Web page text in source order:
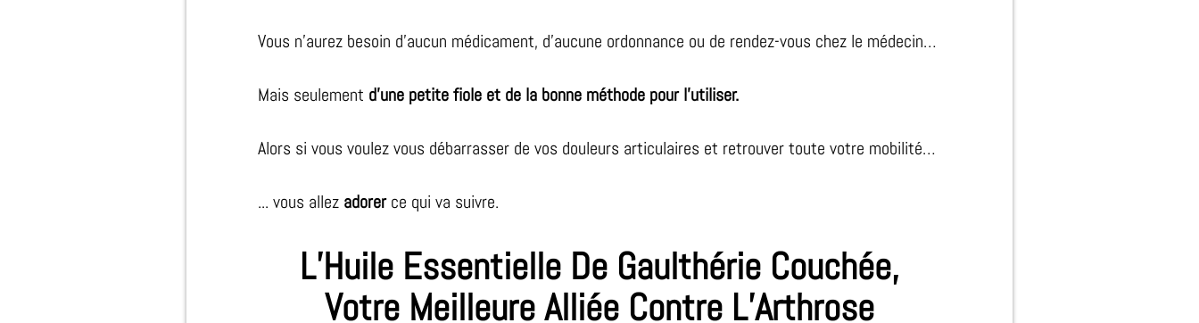
Vous n’aurez besoin d’aucun médicament, d’aucune ordonnance ou de rendez-vous chez le médecin…
Mais seulement d’une petite fiole et de la bonne méthode pour l’utiliser.
Alors si vous voulez vous débarrasser de vos douleurs articulaires et retrouver toute votre mobilité…
... vous allez adorerce qui va suivre.
L’Huile Essentielle De Gaulthérie Couchée,
Votre Meilleure Alliée Contre L’Arthrose